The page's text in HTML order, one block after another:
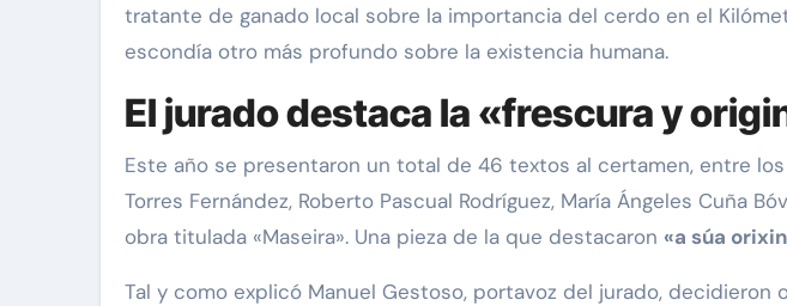
tratante de ganado local sobre la importancia del cerdo en el
escondía otro más profundo sobre la existencia humana.
El jurado destaca la «frescura y
Este año se presentaron un total de 46 textos al certamen, entre
Torres Fernández, Roberto Pascual Rodríguez, María Ángeles Cuña
obra titulada «Maseira». Una pieza de la que destacaron «a súa
Tal y como explicó Manuel Gestoso, portavoz del jurado, decidieron